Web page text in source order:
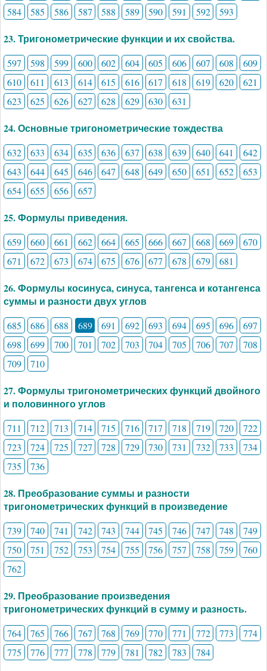
584
585 586 587 588 589 590 591 592 593
23. Тригонометрические функции и их свойства.
597 598 599 600 602 604 605 606 607 608
609
610
611 613 614 615 616 617 618 619 620
621
623
625 626 627 628 629 630 631
24. Основные тригонометрические тождества
632 633 634 635 636 637 638 639 640 641
642
643
644 645 646 647 648 649 650 651 652
653
654
655 656 657
25. Формулы приведения.
659 660 661 662 664 665 666 667 668 669
670
671
672 673 674 675 676 677 678 679 681
26. Формулы косинуса, синуса, тангенса и котангенса
суммы и разности двух углов
685 686 688 689 691 692 693 694 695 696
697
698
699 700 701 702 703 704 705 706 707
708
709
710
27. Формулы тригонометрических функций двойного
и половинного углов
711 712 713 714 715 716 717 718 719 720
722
723
724 725 727 728 729 730 731 732 733
734
735
736
28. Преобразование суммы и разности
тригонометрических функций в произведение
739 740 741 742 743 744 745 746 747 748
749
750
751 752 753 754 755 756 757 758 759
760
762
29. Преобразование произведения
тригонометрических функций в сумму и разность.
764 765 766 767 768 769 770 771 772 773
774
775
776 777 778 779 781 782 783 784